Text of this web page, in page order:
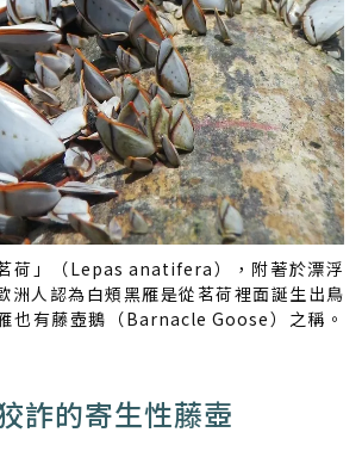
荷」（Lepas anatifera），附著於漂浮
洲人認為白頰黑雁是從茗荷裡面誕生出鳥
也有藤壺鵝（Barnacle Goose）之稱。
詐的寄生性藤壺